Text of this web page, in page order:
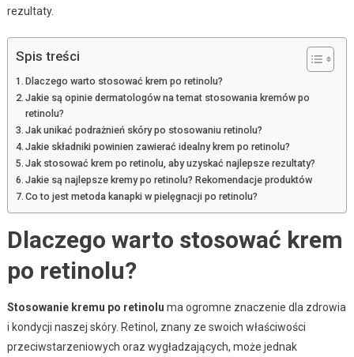
rezultaty.
Spis treści
Dlaczego warto stosować krem po retinolu?
Jakie są opinie dermatologów na temat stosowania kremów po
retinolu?
Jak unikać podrażnień skóry po stosowaniu retinolu?
Jakie składniki powinien zawierać idealny krem po retinolu?
Jak stosować krem po retinolu, aby uzyskać najlepsze rezultaty?
Jakie są najlepsze kremy po retinolu? Rekomendacje produktów
Co to jest metoda kanapki w pielęgnacji po retinolu?
Dlaczego warto stosować krem
po retinolu?
Stosowanie kremu po retinolu ma ogromne znaczenie dla zdrowia
i kondycji naszej skóry. Retinol, znany ze swoich właściwości
przeciwstarzeniowych oraz wygładzających, może jednak